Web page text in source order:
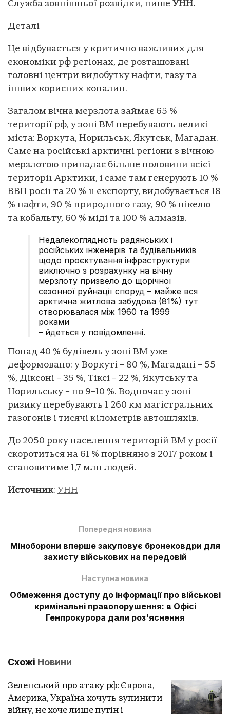
Служба зовнішньої розвідки, пише УНН.
Деталі
Це відбувається у критично важливих для
економіки рф регіонах, де розташовані
головні центри видобутку нафти, газу та
інших корисних копалин.
Загалом вічна мерзлота займає 65 %
території рф, у зоні ВМ перебувають великі
міста: Воркута, Норильськ, Якутськ, Магадан.
Саме на російські арктичні регіони з вічною
мерзлотою припадає більше половини всієї
території Арктики, і саме там генерують 10 %
ВВП росії та 20 % її експорту, видобувається 18
% нафти, 90 % природного газу, 90 % нікелю
та кобальту, 60 % міді та 100 % алмазів.
Недалекоглядність радянських і
російських інженерів та будівельників
щодо проєктування інфраструктури
виключно з розрахунку на вічну
мерзлоту призвело до щорічної
сезонної руйнації споруд – майже вся
арктична житлова забудова (81%) тут
створювалася між 1960 та 1999
роками
– йдеться у повідомленні.
Понад 40 % будівель у зоні ВМ уже
деформовано: у Воркуті – 80 %, Магадані – 55
%, Діксоні – 35 %, Тіксі – 22 %, Якутську та
Норильську – по 9–10 %. Водночас у зоні
ризику перебувають 1 260 км магістральних
газогонів і тисячі кілометрів автошляхів.
До 2050 року населення територій ВМ у росії
скоротиться на 61 % порівняно з 2017 роком і
становитиме 1,7 млн людей.
Источник: УНН
Попередня новина
Міноборони вперше закуповує бронековдри для
захисту військових на передовій
Наступна новина
Обмеження доступу до інформації про військові
кримінальні правопорушення: в Офісі
Генпрокурора дали роз'яснення
Схожі Новини
Зеленський про атаку рф: Європа,
Америка, Україна хочуть зупинити
війну, не хоче лише путін і